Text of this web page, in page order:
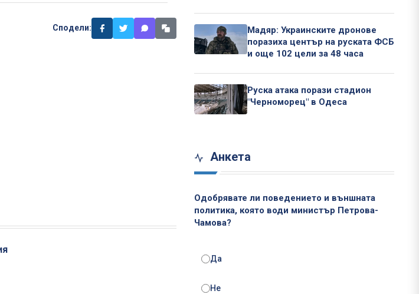
Сподели:
Мадяр: Украинските дронове
поразиха център на руската ФСБ
и още 102 цели за 48 часа
Руска атака порази стадион
"Черноморец" в Одеса
Анкета
Одобрявате ли поведението и външната
политика, която води министър Петрова-
Чамова?
Да
Не